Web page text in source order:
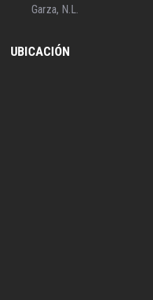
Garza, N.L.
UBICACIÓN